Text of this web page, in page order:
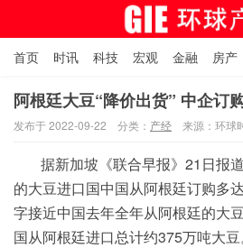
首页 时讯 科技 宏观 金融 房产
人物 自贸港在线
阿根廷大豆“降价出货” 中企订
发布于 2022-09-22 分类： 产经 来源：环球
据新加坡《联合早报》21日报
的大豆进口国中国从阿根廷订购多
字接近中国去年全年从阿根廷的大
国从阿根廷进口总计约375万吨大